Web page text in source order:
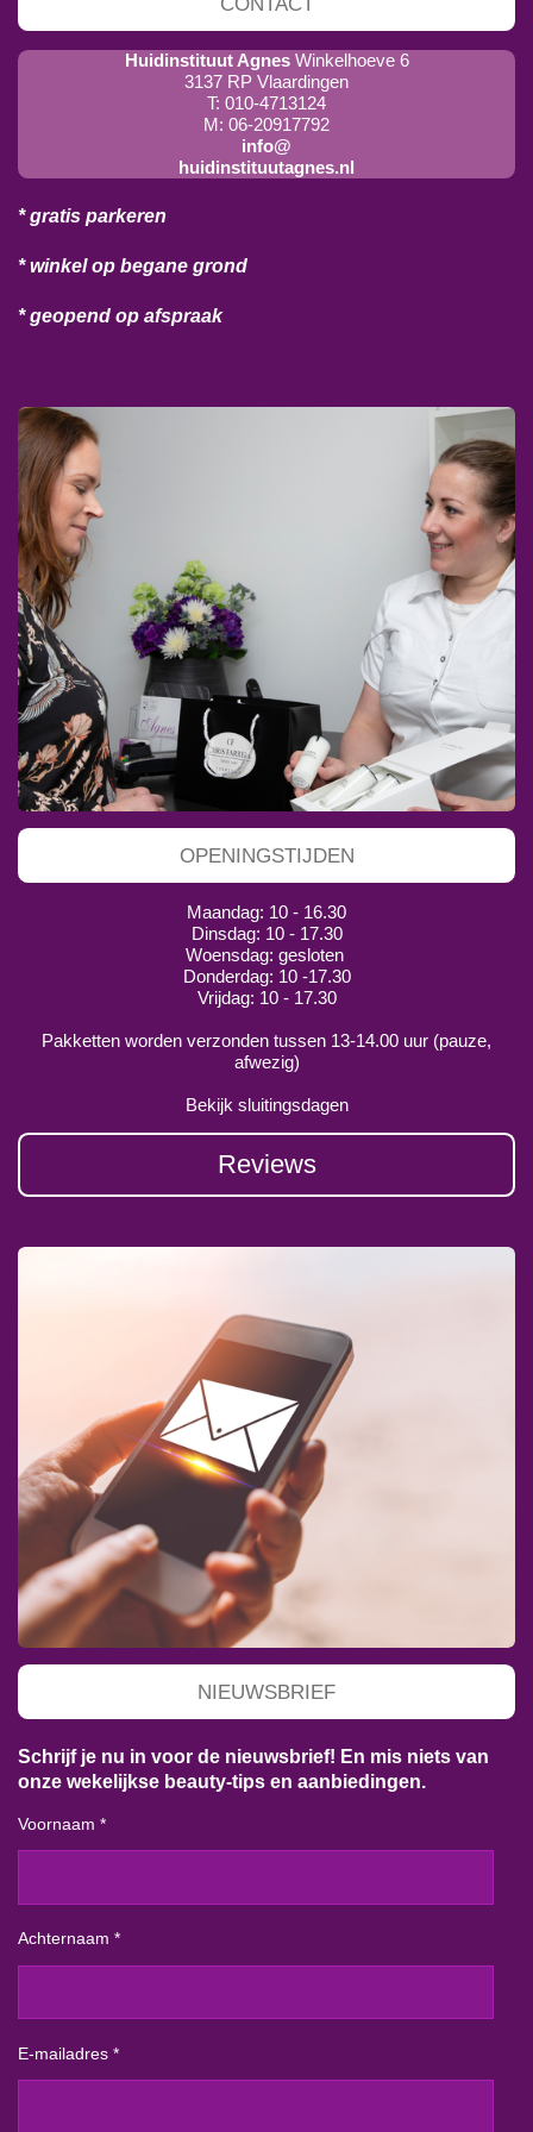
Huidinstituut Agnes Winkelhoeve 6
3137 RP Vlaardingen
T: 010-4713124
M: 06-20917792
info@
huidinstituutagnes.nl
* gratis parkeren
* winkel op begane grond
* geopend op afspraak
OPENINGSTIJDEN
Maandag: 10 - 16.30
Dinsdag: 10 - 17.30
Woensdag: gesloten
Donderdag: 10 -17.30
Vrijdag: 10 - 17.30
Pakketten worden verzonden tussen 13-14.00 uur (pauze,
afwezig)
Bekijk sluitingsdagen
Reviews
NIEUWSBRIEF
Schrijf je nu in voor de nieuwsbrief! En mis niets van
onze wekelijkse beauty-tips en aanbiedingen.
Voornaam *
Achternaam *
E-mailadres *